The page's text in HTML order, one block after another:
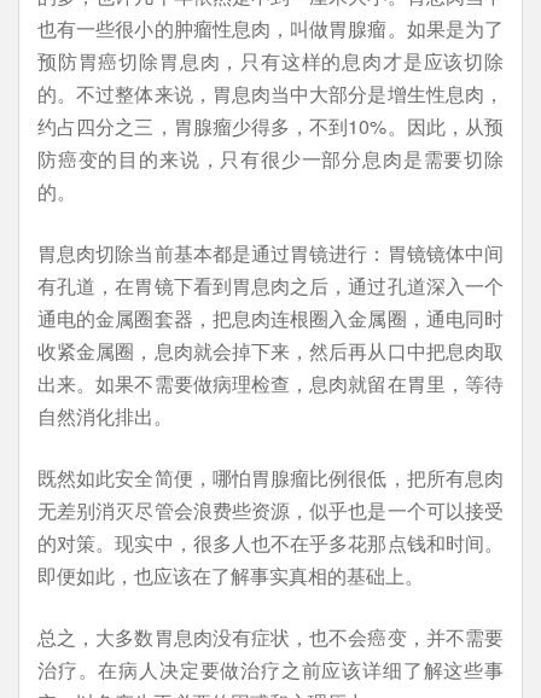
也有一些很小的肿瘤性息肉，叫做胃腺瘤。如果是为了
预防胃癌切除胃息肉，只有这样的息肉才是应该切除
的。不过整体来说，胃息肉当中大部分是增生性息肉，
约占四分之三，胃腺瘤少得多，不到10%。因此，从预
防癌变的目的来说，只有很少一部分息肉是需要切除
的。
胃息肉切除当前基本都是通过胃镜进行：胃镜镜体中间
有孔道，在胃镜下看到胃息肉之后，通过孔道深入一个
通电的金属圈套器，把息肉连根圈入金属圈，通电同时
收紧金属圈，息肉就会掉下来，然后再从口中把息肉取
出来。如果不需要做病理检查，息肉就留在胃里，等待
自然消化排出。
既然如此安全简便，哪怕胃腺瘤比例很低，把所有息肉
无差别消灭尽管会浪费些资源，似乎也是一个可以接受
的对策。现实中，很多人也不在乎多花那点钱和时间。
即便如此，也应该在了解事实真相的基础上。
总之，大多数胃息肉没有症状，也不会癌变，并不需要
治疗。在病人决定要做治疗之前应该详细了解这些事